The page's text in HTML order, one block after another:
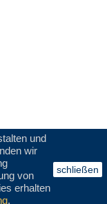
und
wir
von
erhalten
.
schließen